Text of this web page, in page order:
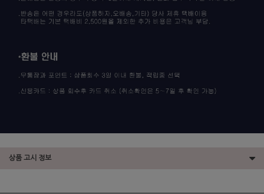
상품 고시 정보